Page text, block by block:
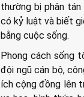
thường bị phân tán
có kỷ luật và biết
bằng cuộc sống.
Phong cách sống
đội ngũ cán bộ,
ích cộng đồng lên